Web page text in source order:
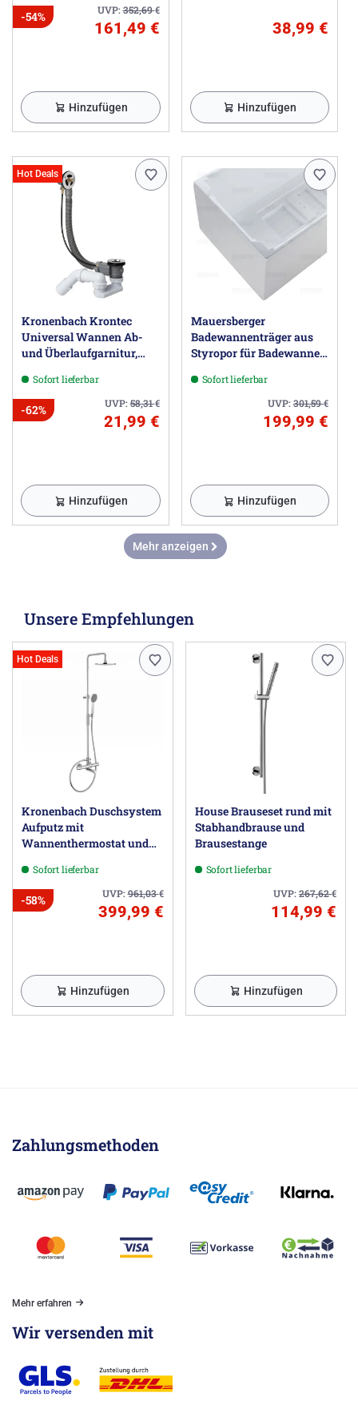
UVP:352,69€
-54%
161,49 €
Hinzufügen
38,99 €
Hinzufügen
Hot Deals
Kronenbach Krontec
Universal Wannen Ab-
und Überlaufgarnitur,
Sofort lieferbar
UVP:58,31€
-62%
21,99 €
Hinzufügen
Mauersberger
Badewannenträger aus
Styropor für Badewanne
Sofort lieferbar
UVP:301,59€
199,99 €
Hinzufügen
Mehr anzeigen
Unsere Empfehlungen
Hot Deals
Kronenbach Duschsystem
Aufputz mit
Wannenthermostat und
rundSofort lieferbar
UVP:961,03€
-58%
399,99 €
Hinzufügen
House Brauseset rund mit
Stabhandbrause und
Brausestange
Sofort lieferbar
UVP:267,62€
114,99 €
Hinzufügen
Zahlungsmethoden
Mehr erfahren
Wir versenden mit